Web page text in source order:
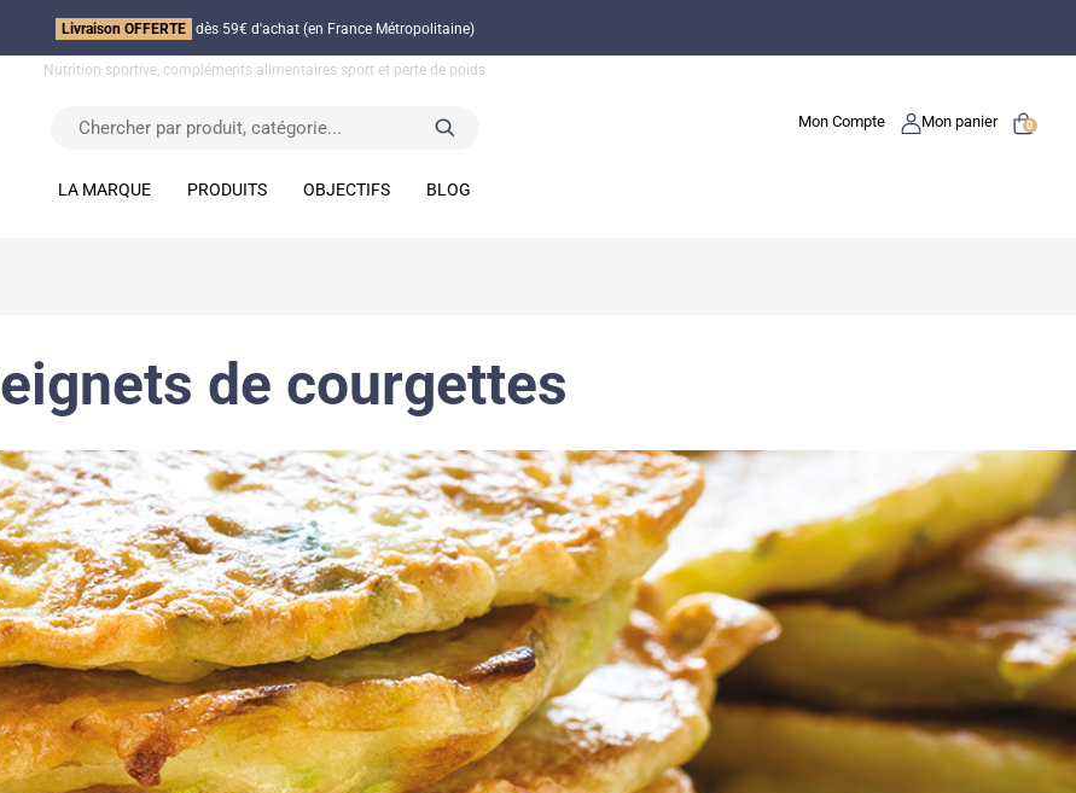
Livraison OFFERTE dès 59€ d'achat (en France Métropolitaine)
Nutrition sportive, compléments alimentaires sport et perte de poids
LA MARQUE PRODUITS OBJECTIFS BLOG
Mon Compte Mon panier 0
beignets de courgettes